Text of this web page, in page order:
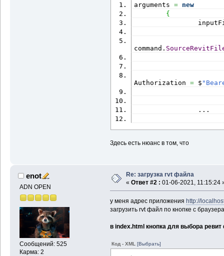
arguments = new
{
command.
Authorization = $
...
Здесь есть нюанс в том, что
enot
ADN OPEN
Сообщений: 525
Карма: 2
Re: загрузка rvt файла
« Ответ #2 : 01-06-2021, 11:15:24
у меня адрес приложения http://
загрузить rvt файл по кнопке с
в index.html кнопка для выбора
Код - XML [Выбрать]